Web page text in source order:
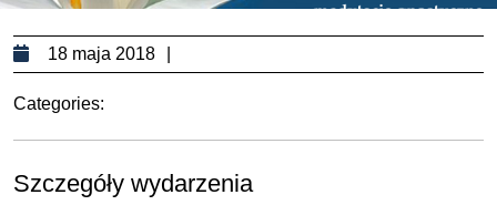
18 maja 2018
maja
Categories:
Szczegóły wydarzenia